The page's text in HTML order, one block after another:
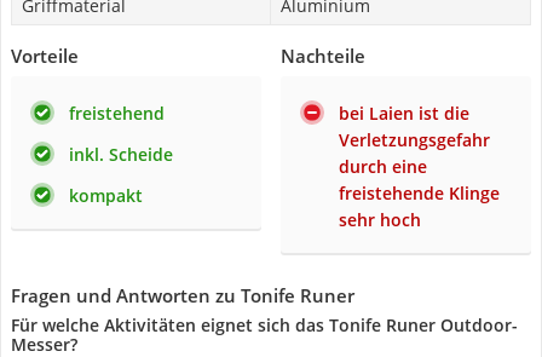
Griffmaterial Aluminium
Vorteile
freistehend
inkl. Scheide
kompakt
Nachteile
bei Laien ist die
Verletzungsgefahr
durch eine
freistehende Klinge
sehr hoch
Fragen und Antworten zu Tonife Runer
Für welche Aktivitäten eignet sich das Tonife Runer Outdoor-
Messer?